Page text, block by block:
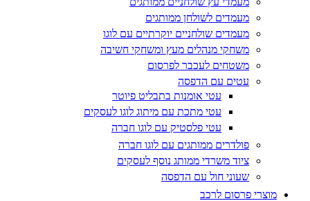
מעמדים לשולחן ממותגים
מעמדים שולחניים יוקרתיים עם לוגו
משחקי מנהלים מעץ ומשחקי חשיבה
משטחים לעכבר לפרסום
עטים עם הדפסה
עטי אומנות בתבליט פיוטר
עטי מתכת עם מיתוג לוגו לעסקים
עטי פלסטיק עם לוגו חברה
פולדרים ממותגים עם לוגו חברה
ציוד משרדי ממותג נוסף לעסקים
שעוני חול עם הדפסה
מוצרי פרסום לרכב